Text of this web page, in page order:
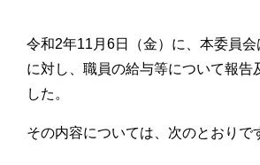
令和2年11月6日（金）に、本委員
に対し、職員の給与等について報告
した。
その内容については、次のとおりで